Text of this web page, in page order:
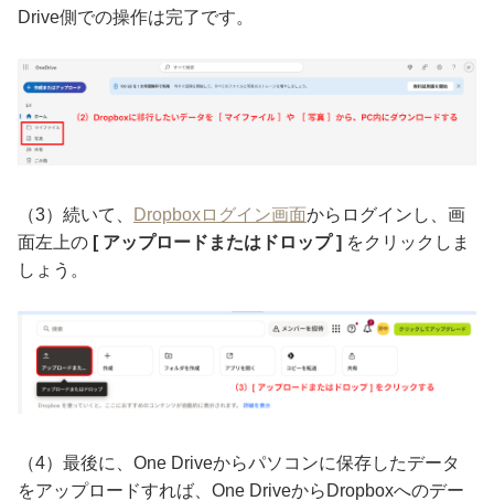
Drive側での操作は完了です。
（3）続いて、 Dropboxログイン画面からログインし、画
面左上の [ アップロードまたはドロップ ] をクリックしま
しょう。
（4）最後に、One Driveからパソコンに保存したデータ
をアップロードすれば、One DriveからDropboxへのデー